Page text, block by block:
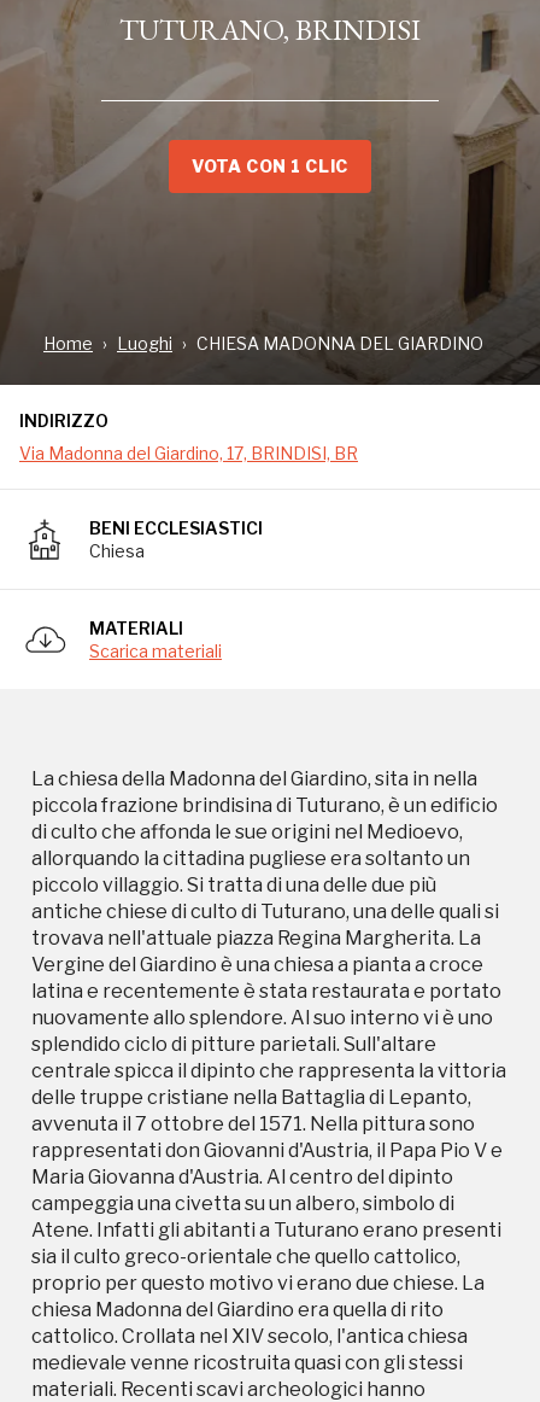
TUTURANO, BRINDISI
VOTA CON 1 CLIC
Home Luoghi CHIESA MADONNA DEL GIARDINO
INDIRIZZO
Via Madonna del Giardino, 17, BRINDISI, BR
BENI ECCLESIASTICI
Chiesa
MATERIALI
Scarica materiali
La chiesa della Madonna del Giardino, sita in nella
piccola frazione brindisina di Tuturano, è un edificio
di culto che affonda le sue origini nel Medioevo,
allorquando la cittadina pugliese era soltanto un
piccolo villaggio. Si tratta di una delle due più
antiche chiese di culto di Tuturano, una delle quali si
trovava nell'attuale piazza Regina Margherita. La
Vergine del Giardino è una chiesa a pianta a croce
latina e recentemente è stata restaurata e portato
nuovamente allo splendore. Al suo interno vi è uno
splendido ciclo di pitture parietali. Sull'altare
centrale spicca il dipinto che rappresenta la vittoria
delle truppe cristiane nella Battaglia di Lepanto,
avvenuta il 7 ottobre del 1571. Nella pittura sono
rappresentati don Giovanni d'Austria, il Papa Pio V e
Maria Giovanna d'Austria. Al centro del dipinto
campeggia una civetta su un albero, simbolo di
Atene. Infatti gli abitanti a Tuturano erano presenti
sia il culto greco-orientale che quello cattolico,
proprio per questo motivo vi erano due chiese. La
chiesa Madonna del Giardino era quella di rito
cattolico. Crollata nel XIV secolo, l'antica chiesa
medievale venne ricostruita quasi con gli stessi
materiali. Recenti scavi archeologici hanno
INDIRIZZO
La chiesa della Madonna del Giardino, sita in nella
piccola frazione brindisina di Tuturano, è un edificio
piccolo villaggio. Si tratta di una delle due più
antiche chiese di culto di Tuturano, una delle quali si
latina e recentemente è stata restaurata e portato
nuovamente allo splendore. Al suo interno vi è uno
avvenuta il 7 ottobre del 1571. Nella pittura sono
rappresentati don Giovanni d'Austria, il Papa Pio V e
Maria Giovanna d'Austria. Al centro del dipinto
campeggia una civetta su un albero, simbolo di
Atene. Infatti gli abitanti a Tuturano erano presenti
sia il culto greco-orientale che quello cattolico,
proprio per questo motivo vi erano due chiese. La
chiesa Madonna del Giardino era quella di rito
cattolico. Crollata nel XIV secolo, l'antica chiesa
medievale venne ricostruita quasi con gli stessi
materiali. Recenti scavi archeologici hanno
dimostrato l'esistenza di sepolture sia all'esterno
che all'interno della chiesa, tra cui la più
interessante riguardava i resti di un bimbo. Un
affresco situato sull'altare destro rappresenta la
madonna "Glikofilusa", ovvero la vergine
rappresentata nell'atto di allattare il bimbo.
Quest'ultima è l'unica testimonianza rimasta del
precedente edificio di culto. La chiesa oggi è
frequentata dalla gente comune ma attende ancora
di essere valorizzata a dovere.